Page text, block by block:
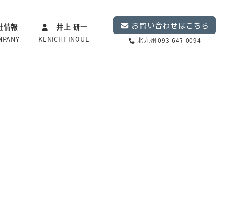
情報 井上 研一
KENICHI INOUE
お問い合わせはこちら
北九州 093-647-0094